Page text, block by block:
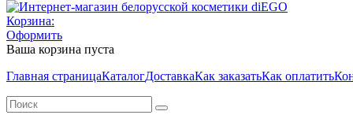
Корзина:
Оформить
Ваша корзина пуста
Главная страницаКаталогДоставкаКак заказатьКак оплатить